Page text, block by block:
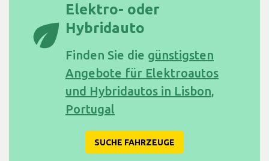
eco
Elektro- oder
Hybridauto
Finden Sie die günstigsten
Angebote für Elektroautos
und Hybridautos in Lisbon,
Portugal
SUCHE FAHRZEUGE